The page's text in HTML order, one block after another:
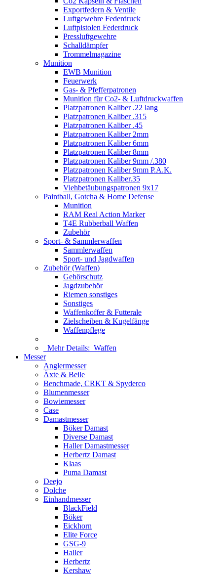
Exportfedern & Ventile
Luftgewehre Federdruck
Luftpistolen Federdruck
Pressluftgewehre
Schalldämpfer
Trommelmagazine
Munition
EWB Munition
Feuerwerk
Gas- & Pfefferpatronen
Munition für Co2- & Luftdruckwaffen
Platzpatronen Kaliber .22 lang
Platzpatronen Kaliber .315
Platzpatronen Kaliber .45
Platzpatronen Kaliber 2mm
Platzpatronen Kaliber 6mm
Platzpatronen Kaliber 8mm
Platzpatronen Kaliber 9mm /.380
Platzpatronen Kaliber 9mm P.A.K.
Platzpatronen Kaliber.35
Viehbetäubungspatronen 9x17
Paintball, Gotcha & Home Defense
Munition
RAM Real Action Marker
T4E Rubberball Waffen
Zubehör
Sport- & Sammlerwaffen
Sammlerwaffen
Sport- und Jagdwaffen
Zubehör (Waffen)
Gehörschutz
Jagdzubehör
Riemen sonstiges
Sonstiges
Waffenkoffer & Futterale
Zielscheiben & Kugelfänge
Waffenpflege
Mehr Details: Waffen
Messer
Anglermesser
Äxte & Beile
Benchmade, CRKT & Spyderco
Blumenmesser
Bowiemesser
Case
Damastmesser
Böker Damast
Diverse Damast
Haller Damastmesser
Herbertz Damast
Klaas
Puma Damast
Deejo
Dolche
Einhandmesser
BlackField
Böker
Eickhorn
Elite Force
GSG-9
Haller
Herbertz
Kershaw